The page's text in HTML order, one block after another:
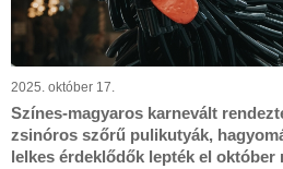
2025. október 17.
Színes-magyaros karnevált
zsinóros szőrű pulikutyák,
lelkes érdeklődők lepték el október